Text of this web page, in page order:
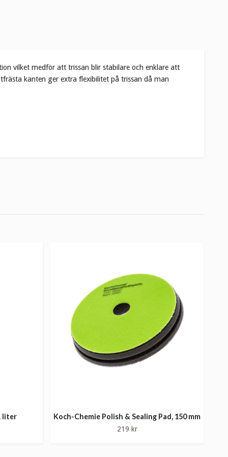
vilket medför att trissan blir stabilare och enklare att
kanten ger extra flexibilitet på trissan då man
liter Koch-Chemie Polish & Sealing Pad, 150 mm
219 kr